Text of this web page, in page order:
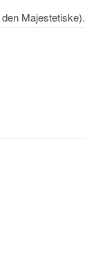
Majestetiske).